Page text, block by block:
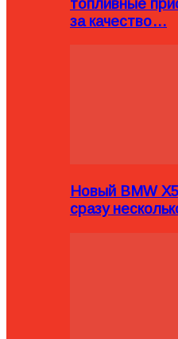
за качество…
Новый BMW
сразу